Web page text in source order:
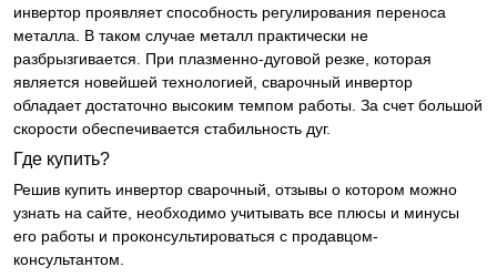
инвертор проявляет способность регулирования переноса
металла. В таком случае металл практически не
разбрызгивается. При плазменно-дуговой резке, которая
является новейшей технологией, сварочный инвертор
обладает достаточно высоким темпом работы. За счет большой
скорости обеспечивается стабильность дуг.
Где купить?
Решив купить инвертор сварочный, отзывы о котором можно
узнать на сайте, необходимо учитывать все плюсы и минусы
его работы и проконсультироваться с продавцом-
консультантом.